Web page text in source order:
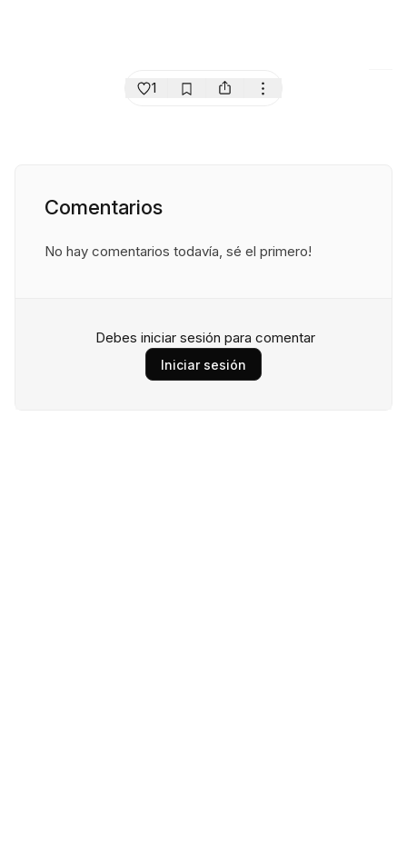
1
Comentarios
No hay comentarios todavía, sé el primero!
Debes iniciar sesión para comentar
Iniciar sesión